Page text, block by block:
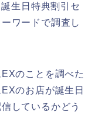
生日特典割引セ
ワードで調査し
のことを調べた
のお店が誕生日
しているかどう